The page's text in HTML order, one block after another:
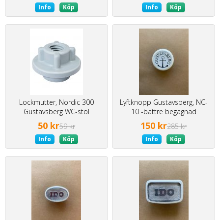
Info Köp Info Köp
Lockmutter, Nordic 300
Gustavsberg WC-stol
50 kr59 kr
Info Köp
Lyftknopp Gustavsberg, NC-
10 -bättre begagnad
150 kr285 kr
Info Köp